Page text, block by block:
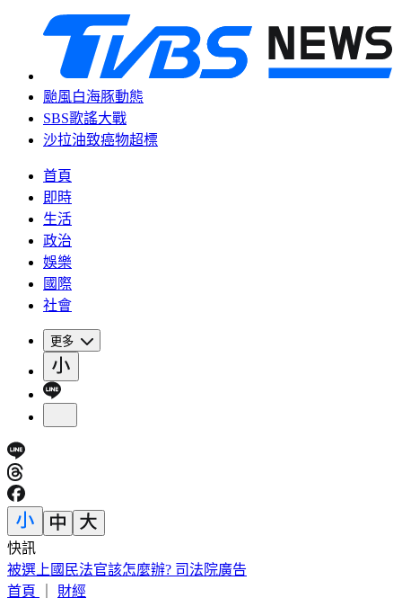
颱風白海豚動態
SBS歌謠大戰
沙拉油致癌物超標
首頁
即時
生活
政治
娛樂
國際
社會
更多
快訊
IU無預警召喚前男友 韓網替「她」心疼：很不舒服
首頁
財經